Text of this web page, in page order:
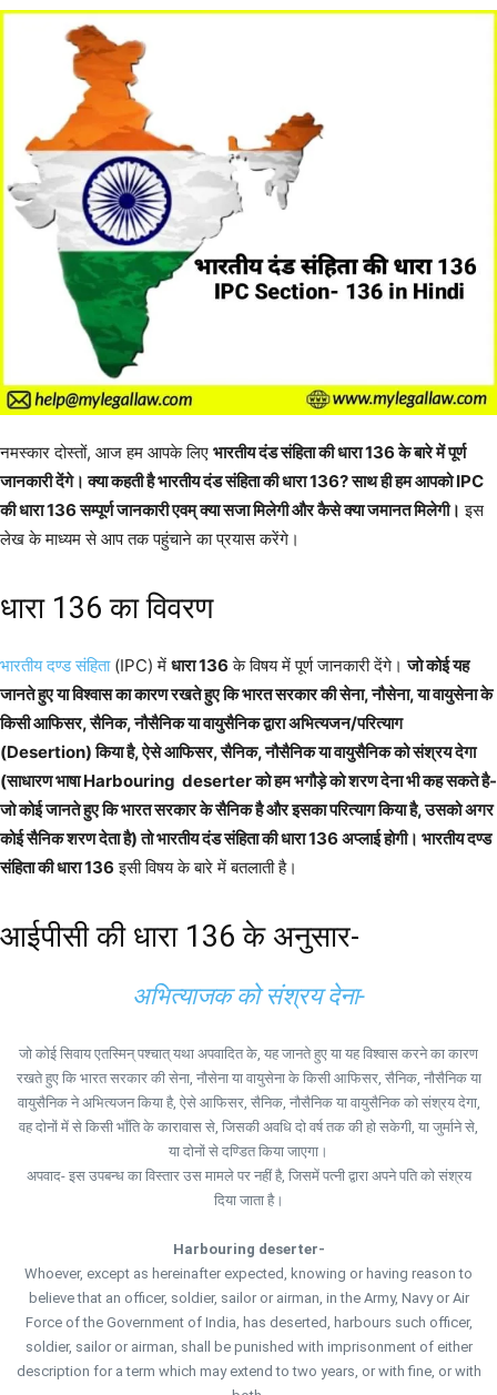
नमस्कार दोस्तों, आज हम आपके लिए भारतीय दंड संहिता की धारा 136 के बारे में पूर्ण
जानकारी देंगे। क्या कहती है भारतीय दंड संहिता की धारा 136? साथ ही हम आपको IPC
की धारा 136 सम्पूर्ण जानकारी एवम् क्या सजा मिलेगी और कैसे क्या जमानत मिलेगी। इस
लेख के माध्यम से आप तक पहुंचाने का प्रयास करेंगे।
धारा 136 का विवरण
भारतीय दण्ड संहिता(IPC) में धारा 136 के विषय में पूर्ण जानकारी देंगे।जो कोई यह
जानते हुए या विश्वास का कारण रखते हुए कि भारत सरकार की सेना, नौसेना, या वायुसेना के
किसी आफिसर, सैनिक, नौसैनिक या वायुसैनिक द्वारा अभित्यजन/परित्याग
(Desertion) किया है, ऐसे आफिसर, सैनिक, नौसैनिक या वायुसैनिक को संश्रय देगा
(साधारण भाषा Harbouring deserter को हम भगौड़े को शरण देना भी कह सकते है-
जो कोई जानते हुए कि भारत सरकार के सैनिक है और इसका परित्याग किया है, उसको अगर
कोई सैनिक शरण देता है) तो भारतीय दंड संहिता की धारा 136 अप्लाई होगी। भारतीय दण्ड
संहिता की धारा 136 इसी विषय के बारे में बतलाती है।
आईपीसी की धारा 136 के अनुसार-
अभित्याजक को संश्रय देना-
जो कोई सिवाय एतस्मिन् पश्चात् यथा अपवादित के, यह जानते हुए या यह विश्वास करने का कारण
रखते हुए कि भारत सरकार की सेना, नौसेना या वायुसेना के किसी आफिसर, सैनिक, नौसैनिक या
वायुसैनिक ने अभित्यजन किया है, ऐसे आफिसर, सैनिक, नौसैनिक या वायुसैनिक को संश्रय देगा,
वह दोनों में से किसी भाँति के कारावास से, जिसकी अवधि दो वर्ष तक की हो सकेगी, या जुर्माने से,
या दोनों से दण्डित किया जाएगा।
अपवाद- इस उपबन्ध का विस्तार उस मामले पर नहीं है, जिसमें पत्नी द्वारा अपने पति को संश्रय
दिया जाता है।
Harbouring deserter-
Whoever, except as hereinafter expected, knowing or having reason to
believe that an officer, soldier, sailor or airman, in the Army, Navy or Air
Force of the Government of India, has deserted, harbours such officer,
soldier, sailor or airman, shall be punished with imprisonment of either
description for a term which may extend to two years, or with fine, or with